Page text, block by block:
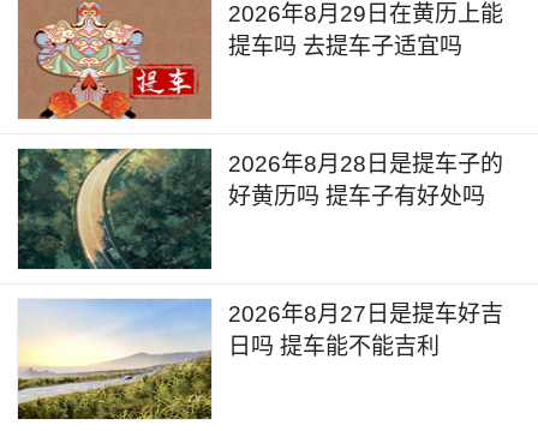
2026年8月29日在黄历上能
提车吗 去提车子适宜吗
2026年8月28日是提车子的
好黄历吗 提车子有好处吗
2026年8月27日是提车好吉
日吗 提车能不能吉利